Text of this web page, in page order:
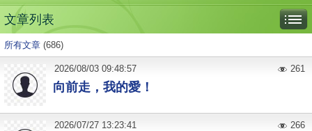
文章列表
所有文章 (686)
向前走，我的愛！
2026/08/03 09:48:57 261
2026/07/27 13:23:41 266